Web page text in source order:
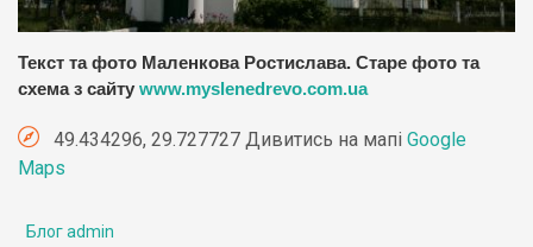
Текст та фото Маленкова Ростислава. Старе фото та
схема з сайту www.myslenedrevo.com.ua
49.434296, 29.727727 Дивитись на мапі Google
Maps
Блог admin